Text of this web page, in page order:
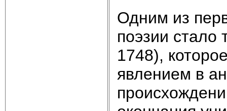
Одним из
поэзии
1748),
явлением в